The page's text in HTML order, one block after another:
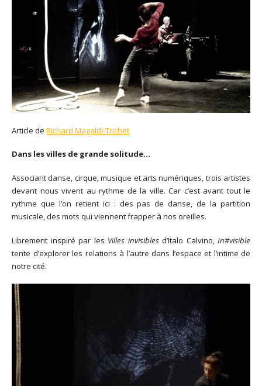
Article de Richard Magaldi-Trichet
Dans les villes de grande solitude…
Associant danse, cirque, musique et arts numériques, trois artistes
devant nous vivent au rythme de la ville. Car c’est avant tout le
rythme que l’on retient ici : des pas de danse, de la partition
musicale, des mots qui viennent frapper à nos oreilles.
Librement inspiré par les Villes invisiblesd’Italo Calvino, In#visible
tente d’explorer les relations à l’autre dans l’espace et l’intime de
notre cité.